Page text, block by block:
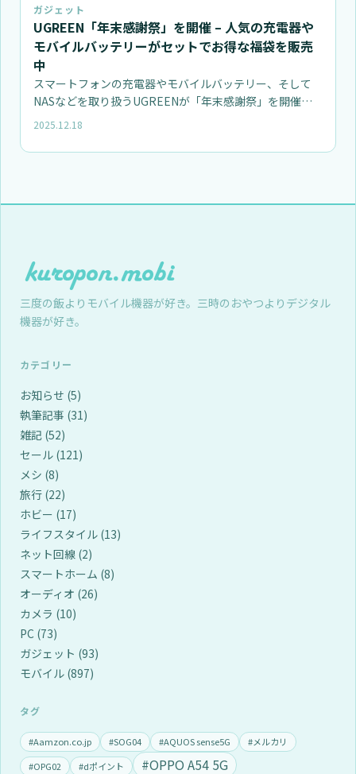
ガジェット
UGREEN「年末感謝祭」を開催 – 人気の充電器や
モバイルバッテリーがセットでお得な福袋を販売
中
スマートフォンの充電器やモバイルバッテリー、そして
NASなどを取り扱うUGREENが「年末感謝祭」を開催中
です。 年末感…
2025.12.18
三度の飯よりモバイル機器が好き。三時のおやつよりデジタル
機器が好き。
カテゴリー
お知らせ (5)
執筆記事 (31)
雑記 (52)
セール (121)
メシ (8)
旅行 (22)
ホビー (17)
ライフスタイル (13)
ネット回線 (2)
スマートホーム (8)
オーディオ (26)
カメラ (10)
PC (73)
ガジェット (93)
モバイル (897)
タグ
#Aamzon.co.jp #SOG04 #AQUOS sense5G
#メルカリ
#OPG02
#dポイント #OPPO A54 5G